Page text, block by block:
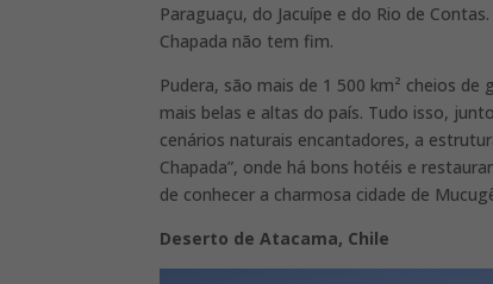
Paraguaçu, do Jacuípe e do Rio de
Chapada não tem fim.
Pudera, são mais de 1 500 km² cheios
mais belas e altas do país. Tudo isso,
cenários naturais encantadores, a
Chapada”, onde há bons hotéis e
de conhecer a charmosa cidade de
Deserto de Atacama, Chile